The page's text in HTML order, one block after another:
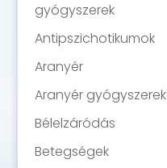
gyógyszerek
Antipszichotikumok
Aranyér
Aranyér gyógyszerek
Bélelzáródás
Betegségek